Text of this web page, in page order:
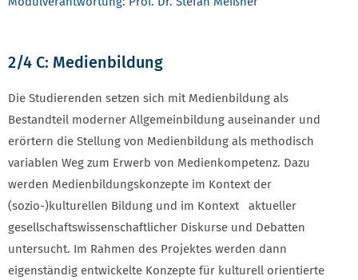
2/4 C: Medienbildung
Die Studierenden setzen sich mit Medienbildung als
Bestandteil moderner Allgemeinbildung auseinander und
erörtern die Stellung von Medienbildung als methodisch
variablen Weg zum Erwerb von Medienkompetenz. Dazu
werden Medienbildungskonzepte im Kontext der
(sozio-)kulturellen Bildung und im Kontext aktueller
gesellschaftswissenschaftlicher Diskurse und Debatten
untersucht. Im Rahmen des Projektes werden dann
eigenständig entwickelte Konzepte für kulturell orientierte